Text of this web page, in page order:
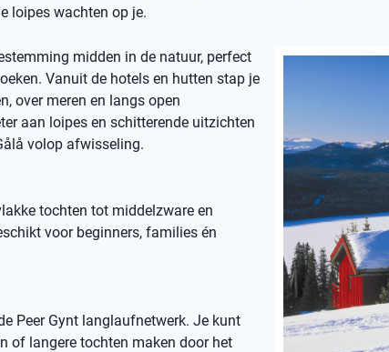
loipes wachten op je.
midden in de natuur, perfect
Vanuit de hotels en hutten stap je
over meren en langs open
aan loipes en schitterende uitzichten
volop afwisseling.
tochten tot middelzware en
voor beginners, families én
Peer Gynt langlaufnetwerk. Je kunt
of langere tochten maken door het